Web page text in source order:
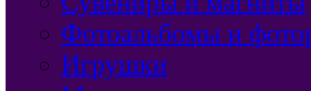
Фотоальбомы и
Игрушки